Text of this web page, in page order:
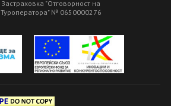
Застраховка "Отговорност на
Туроператора" № 0650000276